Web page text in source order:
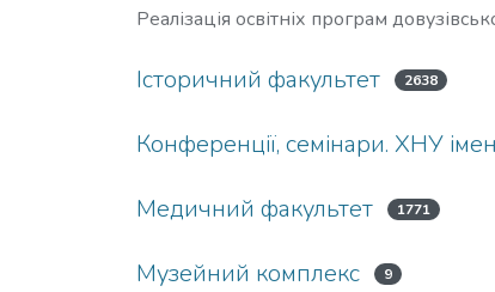
Реалізація освітніх програм
Історичний факультет 2638
Конференції, семінари. ХНУ
Медичний факультет 1771
Музейний комплекс 9